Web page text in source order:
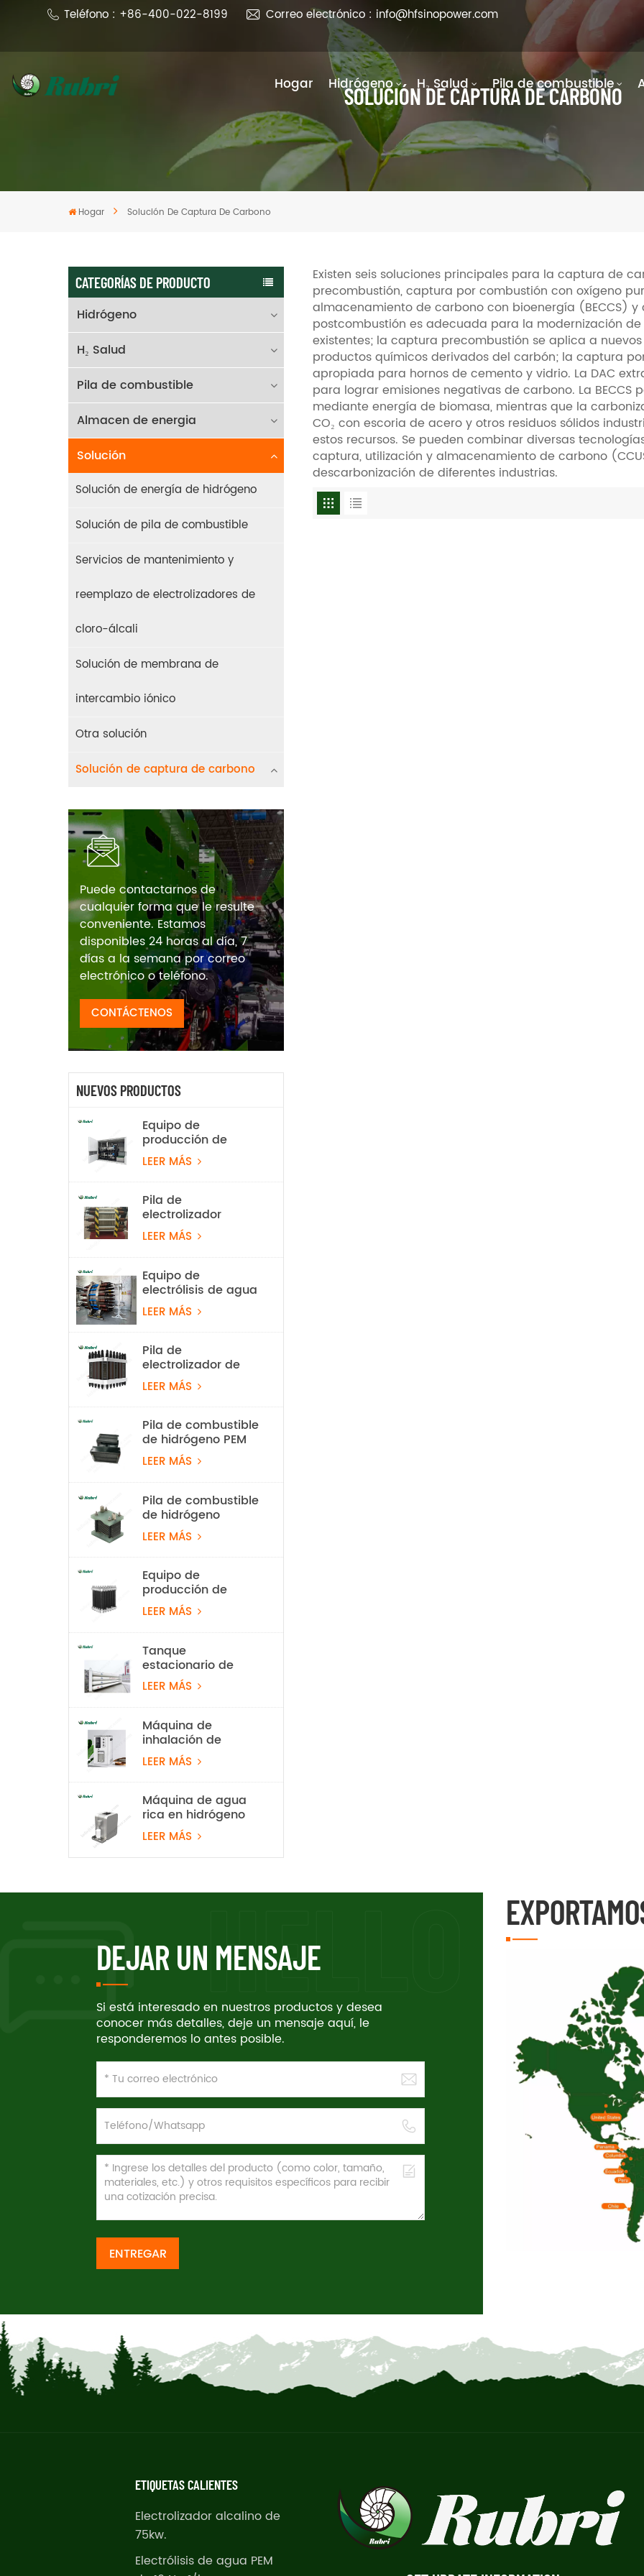
Teléfono : +86-400-022-8199 Correo electrónico : info@hfsinopower.com
Hogar Hidrógeno H₂ Salud Pila de combustible
SOLUCIÓN DE CAPTURA DE CARBONO
Hogar Solución De Captura De Carbono
CATEGORÍAS DE PRODUCTO
Hidrógeno
H₂ Salud
Pila de combustible
Almacen de energia
Solución
Solución de energía de hidrógeno
Solución de pila de combustible
Servicios de mantenimiento y
reemplazo de electrolizadores de
cloro-álcali
Solución de membrana de
intercambio iónico
Otra solución
Solución de captura de carbono
Puede contactarnos de
cualquier forma que le resulte
conveniente. Estamos
disponibles 24 horas al día, 7
días a la semana por correo
electrónico o teléfono.
CONTÁCTENOS
NUEVOS PRODUCTOS
Equipo de
producción de
hidrógeno por
electrólisis de agua
alcalina de 100
Nm³/h y 500 kW
LEER MÁS
Pila de
electrolizador
alcalino de 2 Nm³/h
LEER MÁS
Equipo de
electrólisis de agua
alcalina con
hidrógeno de 100
Nm³/h y 500 kW
LEER MÁS
Pila de
electrolizador de
hidrógeno PEM de
60 Nm³/h
LEER MÁS
Pila de combustible
de hidrógeno PEM
ligera de 550 W
para vehículos
aéreos no
tripulados
LEER MÁS
Pila de combustible
de hidrógeno
refrigerada por aire
de 100 W
LEER MÁS
Equipo de
producción de
hidrógeno con
electrolizador de
agua PEM de 10
Nm³/h y 50 kW
LEER MÁS
Tanque
estacionario de
almacenamiento
de hidrógeno de 20
Mpa
LEER MÁS
Máquina de
inhalación de
hidrógeno al 99,99
% Rubri de 1800
ml/min
LEER MÁS
Máquina de agua
rica en hidrógeno
PEM
LEER MÁS
Existen seis soluciones principales para la captura de
precombustión, captura por combustión con oxígeno
almacenamiento de carbono con bioenergía (BECCS)
postcombustión es adecuada para la modernización
existentes; la captura precombustión se aplica a
productos químicos derivados del carbón; la captura
apropiada para hornos de cemento y vidrio. La DAC
para lograr emisiones negativas de carbono. La
mediante energía de biomasa, mientras que la
CO₂ con escoria de acero y otros residuos sólidos
estos recursos. Se pueden combinar diversas
captura, utilización y almacenamiento de carbono
descarbonización de diferentes industrias.
DEJAR UN MENSAJE
Si está interesado en nuestros productos y desea
conocer más detalles, deje un mensaje aquí, le
responderemos lo antes posible.
ENTREGAR
ETIQUETAS CALIENTES
Electrolizador alcalino de
75kw.
Electrólisis de agua PEM